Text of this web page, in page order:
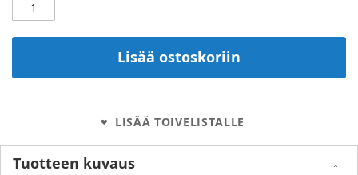
Lisää ostoskoriin
LISÄÄ TOIVELISTALLE
Tuotteen kuvaus